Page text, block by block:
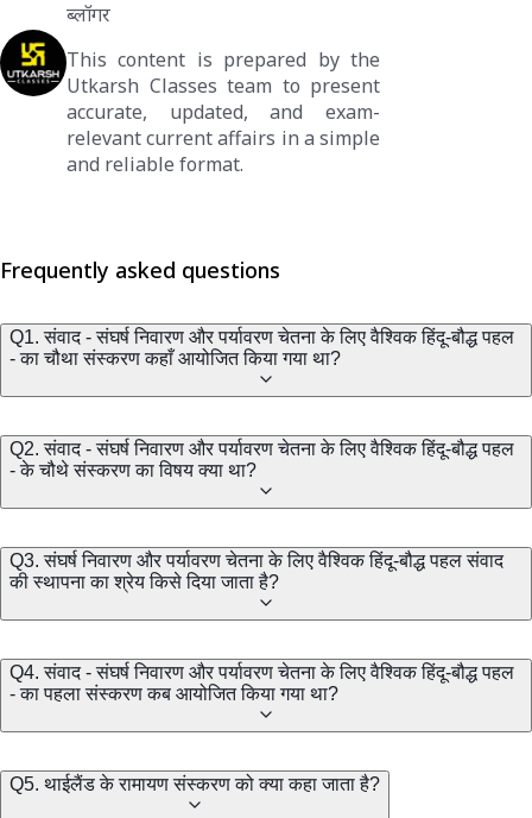
ब्लॉगर
This content is prepared by the
Utkarsh Classes team to present
accurate, updated, and exam-
relevant current affairs in a simple
and reliable format.
Frequently asked questions
Q1. संवाद - संघर्ष निवारण और पर्यावरण चेतना के लिए वैश्विक हिंदू-बौद्ध पहल
- का चौथा संस्करण कहाँ आयोजित किया गया था?
Q2. संवाद - संघर्ष निवारण और पर्यावरण चेतना के लिए वैश्विक हिंदू-बौद्ध पहल
- के चौथे संस्करण का विषय क्या था?
Q3. संघर्ष निवारण और पर्यावरण चेतना के लिए वैश्विक हिंदू-बौद्ध पहल संवाद
की स्थापना का श्रेय किसे दिया जाता है?
Q4. संवाद - संघर्ष निवारण और पर्यावरण चेतना के लिए वैश्विक हिंदू-बौद्ध पहल
- का पहला संस्करण कब आयोजित किया गया था?
Q5. थाईलैंड के रामायण संस्करण को क्या कहा जाता है?